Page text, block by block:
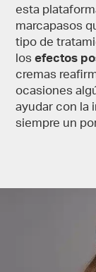
esta
marcapasos
tipo de
losefectos
cremas
ocasiones
ayudar con la
siempre un